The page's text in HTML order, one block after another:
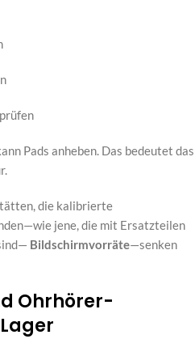
Pads anheben. Das bedeutet das
die kalibrierte
jene, die mit Ersatzteilen
Bildschirmvorräte—senken
Ohrhörer-